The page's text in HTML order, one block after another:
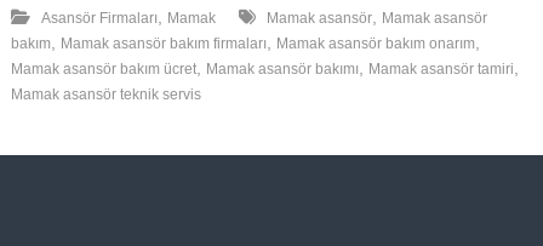
Asansör Firmaları Mamak Mamak asansör,
Mamak asansör
bakım
Mamak asansör bakım firmaları Mamak asansör bakım onarım
Mamak asansör bakım ücret, Mamak asansör bakımı Mamak asansör tamiri
Mamak asansör teknik servis